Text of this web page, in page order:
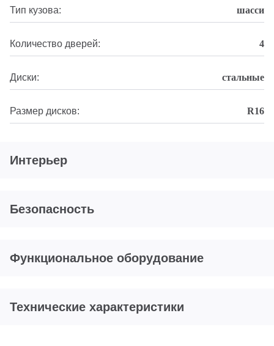
Тип кузова: шасси
Количество дверей: 4
Диски: стальные
Размер дисков: R16
Интерьер
Безопасность
Функциональное оборудование
Технические характеристики